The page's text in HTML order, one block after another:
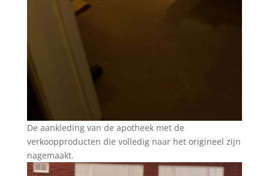
De aankleding van de apotheek met de
verkoopproducten die volledig naar het origineel zijn
nagemaakt.